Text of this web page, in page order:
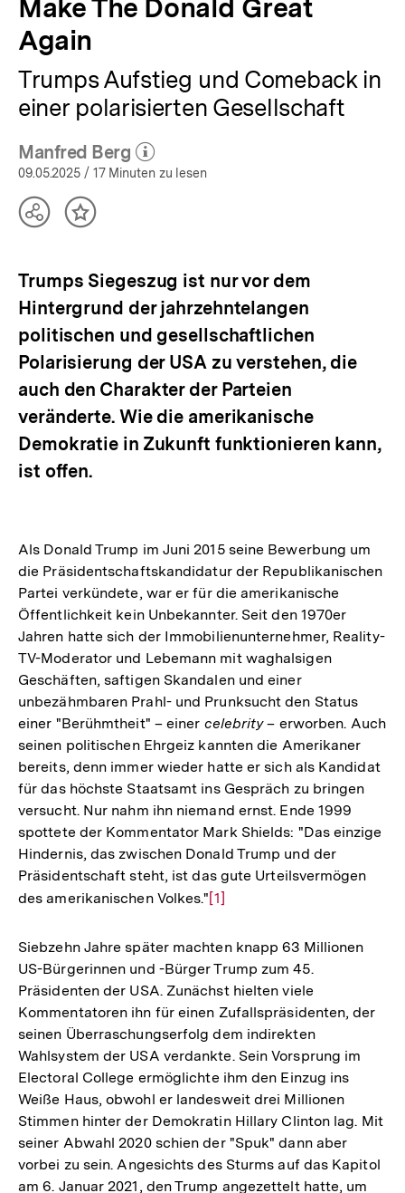
Make The Donald Great
Again
Trumps Aufstieg und Comeback in
einer polarisierten Gesellschaft
Manfred Berg
(Mehr zum Autor)
öffnen
09.05.2025 / 17 Minuten zu lesen
TeilenInhalt
Trumps Siegeszug ist nur vor dem
Hintergrund der jahrzehntelangen
politischen und gesellschaftlichen
Polarisierung der USA zu verstehen, die
auch den Charakter der Parteien
veränderte. Wie die amerikanische
Demokratie in Zukunft funktionieren kann,
ist offen.
Als Donald Trump im Juni 2015 seine Bewerbung um
die Präsidentschaftskandidatur der Republikanischen
Partei verkündete, war er für die amerikanische
Öffentlichkeit kein Unbekannter. Seit den 1970er
Jahren hatte sich der Immobilienunternehmer, Reality-
TV-Moderator und Lebemann mit waghalsigen
Geschäften, saftigen Skandalen und einer
unbezähmbaren Prahl- und Prunksucht den Status
einer "Berühmtheit" – einer celebrity– erworben. Auch
seinen politischen Ehrgeiz kannten die Amerikaner
bereits, denn immer wieder hatte er sich als Kandidat
für das höchste Staatsamt ins Gespräch zu bringen
versucht. Nur nahm ihn niemand ernst. Ende 1999
spottete der Kommentator Mark Shields: "Das einzige
Hindernis, das zwischen Donald Trump und der
Präsidentschaft steht, ist das gute Urteilsvermögen
des amerikanischen Volkes."Zur
der
Fußnote
[1]
Siebzehn Jahre später machten knapp 63 Millionen
US-Bürgerinnen und -Bürger Trump zum 45.
Präsidenten der USA. Zunächst hielten viele
Kommentatoren ihn für einen Zufallspräsidenten, der
seinen Überraschungserfolg dem indirekten
Wahlsystem der USA verdankte. Sein Vorsprung im
Electoral College ermöglichte ihm den Einzug ins
Weiße Haus, obwohl er landesweit drei Millionen
Stimmen hinter der Demokratin Hillary Clinton lag. Mit
seiner Abwahl 2020 schien der "Spuk" dann aber
vorbei zu sein. Angesichts des Sturms auf das Kapitol
am 6. Januar 2021, den Trump angezettelt hatte, um